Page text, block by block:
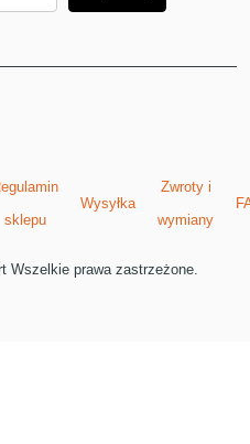
sklepu
Wysyłka
Zwroty i
wymiany
Wszelkie prawa zastrzeżone.